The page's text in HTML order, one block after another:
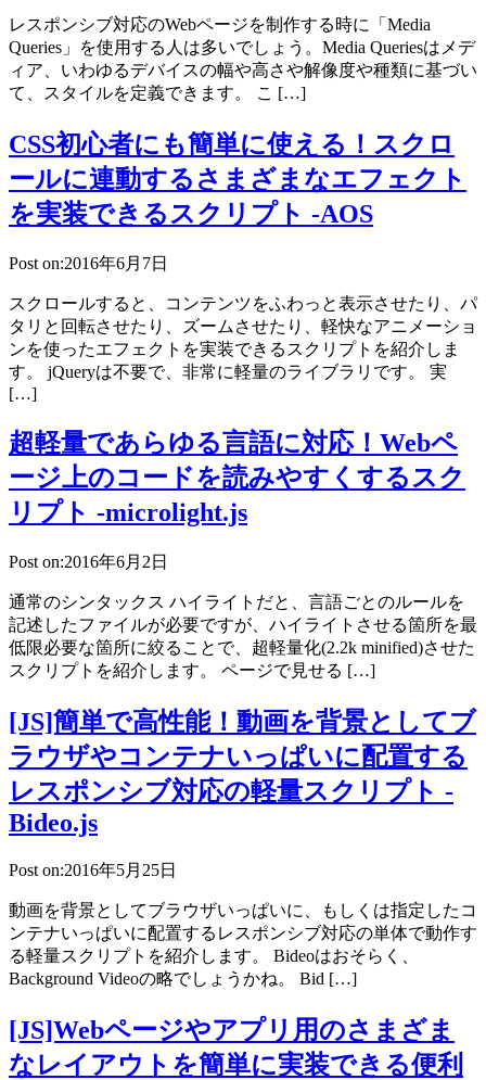
レスポンシブ対応のWebページを制作する時に「Media
Queries」を使用する人は多いでしょう。Media Queriesはメデ
ィア、いわゆるデバイスの幅や高さや解像度や種類に基づい
て、スタイルを定義できます。 こ […]
CSS初心者にも簡単に使える！スクロ
ールに連動するさまざまなエフェクト
を実装できるスクリプト -AOS
Post on:2016年6月7日
スクロールすると、コンテンツをふわっと表示させたり、パ
タリと回転させたり、ズームさせたり、軽快なアニメーショ
ンを使ったエフェクトを実装できるスクリプトを紹介しま
す。 jQueryは不要で、非常に軽量のライブラリです。 実
[…]
超軽量であらゆる言語に対応！Webペ
ージ上のコードを読みやすくするスク
リプト -microlight.js
Post on:2016年6月2日
通常のシンタックス ハイライトだと、言語ごとのルールを
記述したファイルが必要ですが、ハイライトさせる箇所を最
低限必要な箇所に絞ることで、超軽量化(2.2k minified)させた
スクリプトを紹介します。 ページで見せる […]
[JS]簡単で高性能！動画を背景としてブ
ラウザやコンテナいっぱいに配置する
レスポンシブ対応の軽量スクリプト -
Bideo.js
Post on:2016年5月25日
動画を背景としてブラウザいっぱいに、もしくは指定したコ
ンテナいっぱいに配置するレスポンシブ対応の単体で動作す
る軽量スクリプトを紹介します。 Bideoはおそらく、
Background Videoの略でしょうかね。 Bid […]
[JS]Webページやアプリ用のさまざま
なレイアウトを簡単に実装できる便利